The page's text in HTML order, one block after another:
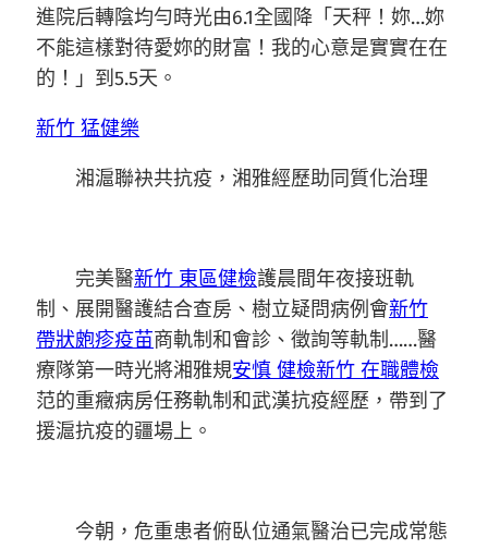
進院后轉陰均勻時光由6.1全國降「天秤！妳…妳
不能這樣對待愛妳的財富！我的心意是實實在在
的！」到5.5天。
新竹 猛健樂
湘滬聯袂共抗疫，湘雅經歷助同質化治理
完美醫新竹 東區健檢護晨間年夜接班軌
制、展開醫護結合查房、樹立疑問病例會新竹
帶狀皰疹疫苗商軌制和會診、徵詢等軌制……醫
療隊第一時光將湘雅規安慎 健檢新竹 在職體檢
范的重癥病房任務軌制和武漢抗疫經歷，帶到了
援滬抗疫的疆場上。
今朝，危重患者俯臥位通氣醫治已完成常態